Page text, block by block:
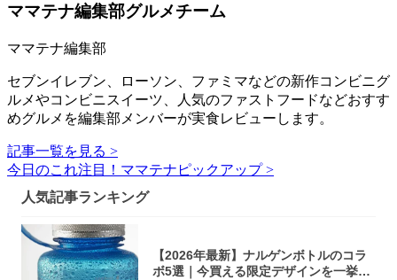
ママテナ編集部グルメチーム
ママテナ編集部
セブンイレブン、ローソン、ファミマなどの新作コンビニグ
ルメやコンビニスイーツ、人気のファストフードなどおすす
めグルメを編集部メンバーが実食レビューします。
記事一覧を見る >
今日のこれ注目！ママテナピックアップ >
人気記事ランキング
【2026年最新】ナルゲンボトルのコラ
ボ5選｜今買える限定デザインを一挙紹